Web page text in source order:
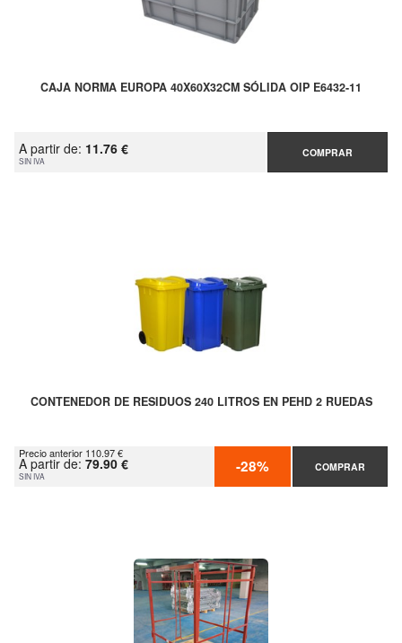
CAJA NORMA EUROPA 40X60X32CM SÓLIDA OIP E6432-11
A partir de: 11.76 €
SIN IVA
COMPRAR
CONTENEDOR DE RESIDUOS 240 LITROS EN PEHD 2 RUEDAS
Precio anterior 110.97 €
A partir de: 79.90 €
SIN IVA -28% COMPRAR